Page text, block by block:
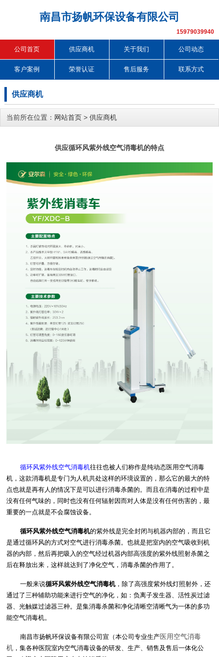
南昌市扬帆环保设备有限公司
15979039940
公司首页 供应商机 关于我们 公司动态
客户案例 荣誉认证 售后服务 联系方式
供应商机
当前所在位置： 网站首页 > 供应商机
供应循环风紫外线空气消毒机的特点
循环风紫外线空气消毒机往往也被人们称作是纯动态医用空气消毒
机，这款消毒机是专门为人机共处这样的环境设置的，那么它的最大的特
点也就是再有人的情况下是可以进行消毒杀菌的。而且在消毒的过程中是
没有任何气味的，同时也没有任何辐射因而对人体是没有任何伤害的，最
重要的一点就是不会腐蚀设备。
循环风紫外线空气消毒机的紫外线是完全封闭与机器内部的，而且它
是通过循环风的方式对空气进行消毒杀菌。也就是把室内的空气吸收到机
器的内部，然后再把吸入的空气经过机器内部高强度的紫外线照射杀菌之
后在释放出来，这样就达到了净化空气，消毒杀菌的作用了。
一般来说循环风紫外线空气消毒机，除了高强度紫外线灯照射外，还
通过了三种辅助功能来进行空气的净化，如：负离子发生器、活性炭过滤
器、光触媒过滤器三种。是集消毒杀菌和净化清晰空清晰气为一体的多功
能空气消毒机。
南昌市扬帆环保设备有限公司宣（本公司专业生产医用空气消毒
机 ，集各种医院室内空气消毒设备的研发、生产、销售及售后一体化公